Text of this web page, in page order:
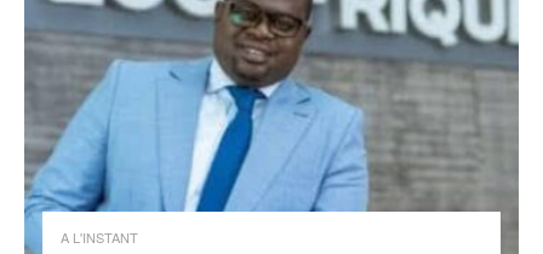
A L'INSTANT